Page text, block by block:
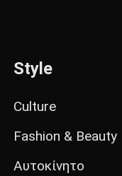
Style
Culture
Fashion & Beauty
Αυτοκίνητο